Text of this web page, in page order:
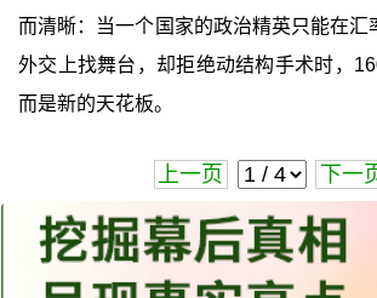
而清晰：当一个国家的政治精英只能在汇
外交上找舞台，却拒绝动结构手术时，
而是新的天花板。
上一页 下一